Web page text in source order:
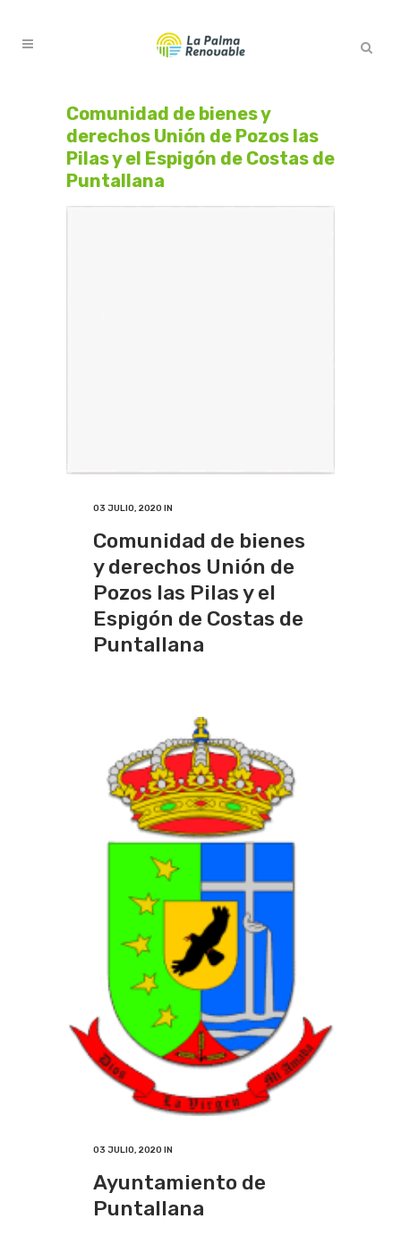
Comunidad de bienes y
derechos Unión de Pozos las
Pilas y el Espigón de Costas de
Puntallana
03 JULIO, 2020 IN
Comunidad de bienes
y derechos Unión de
Pozos las Pilas y el
Espigón de Costas de
Puntallana
03 JULIO, 2020 IN
Ayuntamiento de
Puntallana